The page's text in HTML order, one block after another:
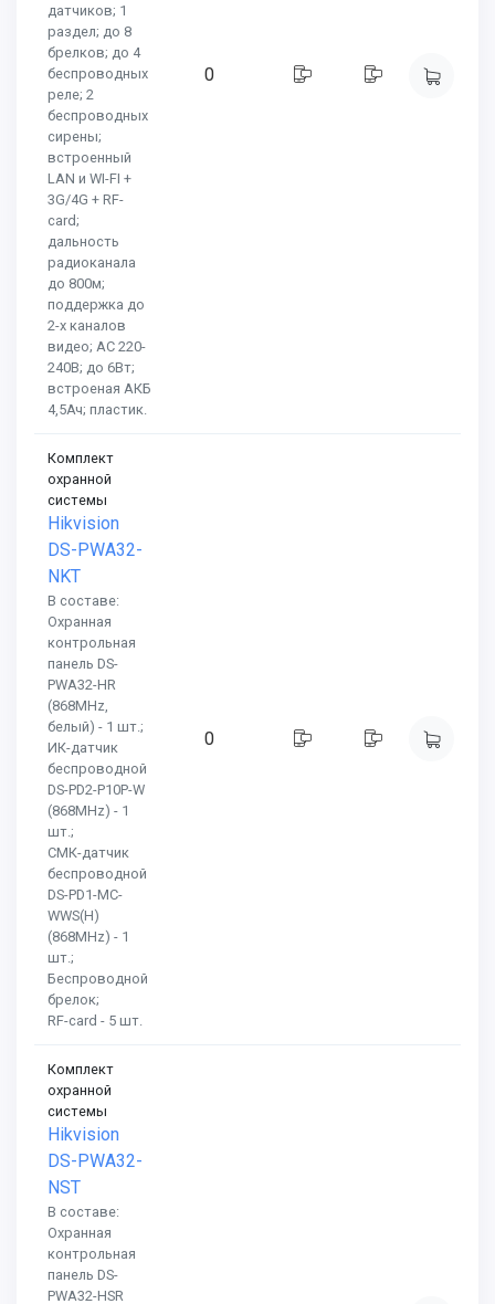
датчиков; 1
раздел; до 8
брелков; до 4
беспроводных
реле; 2
беспроводных
сирены;
встроенный
LAN и WI-FI +
3G/4G + RF-
card;
дальность
радиоканала
до 800м;
поддержка до
2-х каналов
видео; AC 220-
240В; до 6Вт;
встроеная АКБ
4,5Ач; пластик.
0
Комплект
охранной
системы
Hikvision
DS-PWA32-
NKT
В составе:
Охранная
контрольная
панель DS-
PWA32-HR
(868MHz,
белый) - 1 шт.;
ИК-датчик
беспроводной
DS-PD2-P10P-W
(868MHz) - 1
шт.;
СМК-датчик
беспроводной
DS-PD1-MC-
WWS(H)
(868MHz) - 1
шт.;
Беспроводной
брелок;
RF-card - 5 шт.
0
Комплект
охранной
системы
Hikvision
DS-PWA32-
NST
В составе:
Охранная
контрольная
панель DS-
PWA32-HSR